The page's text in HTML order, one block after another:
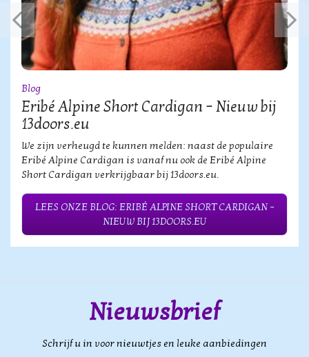
Blog
Eribé Alpine Short Cardigan – Nieuw bij
13doors.eu
We zijn verheugd te kunnen melden: naast de populaire
Eribé Alpine Cardigan is vanaf nu ook de Eribé Alpine
Short Cardigan verkrijgbaar bij 13doors.eu.
LEES ONZE BLOG: ERIBÉ ALPINE SHORT CARDIGAN –
NIEUW BIJ 13DOORS.EU
Nieuwsbrief
Schrijf u in voor nieuwtjes en leuke aanbiedingen